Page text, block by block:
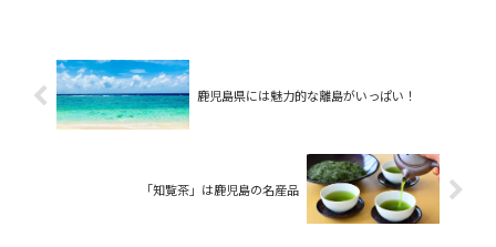
鹿児島県には魅力的な離島がいっぱい！
「知覧茶」は鹿児島の名産品